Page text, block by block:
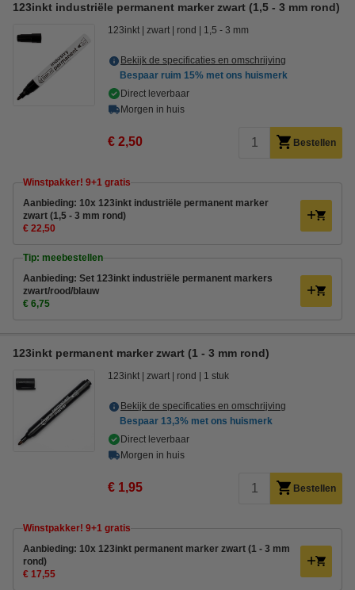
123inkt industriële permanent marker zwart (1,5 - 3 mm rond)
123inkt zwart rond 1,5 - 3 mm
Bekijk de specificaties en omschrijving
Bespaar ruim 15% met ons huismerk
Direct leverbaar
Morgen in huis
€ 2,50 Bestellen
Winstpakker! 9+1 gratis
Aanbieding: 10x 123inkt industriële permanent marker
zwart (1,5 - 3 mm rond)
€ 22,50
Tip: meebestellen
Aanbieding: Set 123inkt industriële permanent markers
zwart/rood/blauw
€ 6,75
123inkt permanent marker zwart (1 - 3 mm rond)
123inkt zwart rond 1 stuk
Bekijk de specificaties en omschrijving
Bespaar 13,3% met ons huismerk
Direct leverbaar
Morgen in huis
€ 1,95 Bestellen
Winstpakker! 9+1 gratis
Aanbieding: 10x 123inkt permanent marker zwart (1 - 3 mm
rond)
€ 17,55